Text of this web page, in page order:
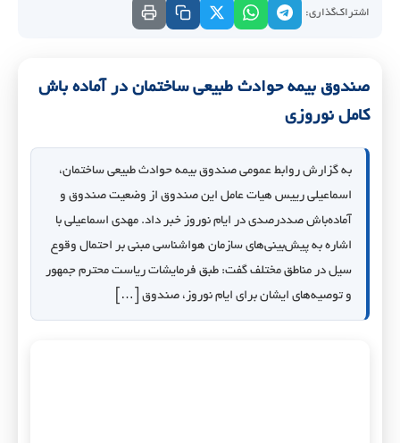
اشتراک‌گذاری:
صندوق بیمه حوادث طبیعی ساختمان در آماده باش
کامل نوروزی
به گزارش روابط عمومی صندوق بیمه حوادث طبیعی ساختمان،
اسماعیلی رییس هیات عامل این صندوق از وضعیت صندوق و
آماده‌باش صددرصدی در ایام نوروز خبر داد. مهدی اسماعیلی با
اشاره به پیش‌بینی‌های سازمان هواشناسی مبنی بر احتمال وقوع
سیل در مناطق مختلف گفت: طبق فرمایشات ریاست محترم جمهور
و توصیه‌های ایشان برای ایام نوروز، صندوق […]